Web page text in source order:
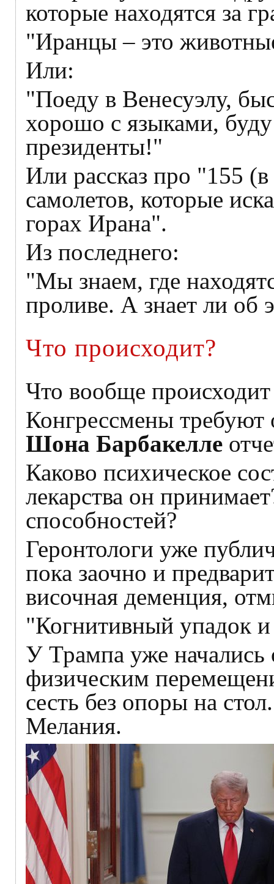
которые находятся за
"Иранцы – это
Или:
"Поеду в Венесуэлу,
хорошо с языками, буду
президенты!"
Или рассказ про "155
самолетов, которые
горах Ирана".
Из последнего:
"Мы знаем, где
проливе. А знает ли об
Что происходит?
Что вообще
Конгрессмены требуют
Шона Барбакелле
Каково психическое
лекарства он
способностей?
Геронтологи уже
пока заочно и
височная деменция,
"Когнитивный упадок и
У Трампа уже начались
физическим
сесть без опоры на
Мелания.